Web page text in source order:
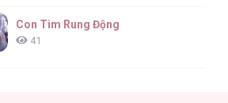
Con Tim Rung Động
41